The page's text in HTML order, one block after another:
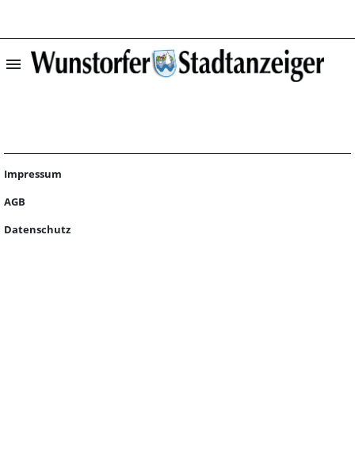
menu Startseite |
Impressum
AGB
Datenschutz